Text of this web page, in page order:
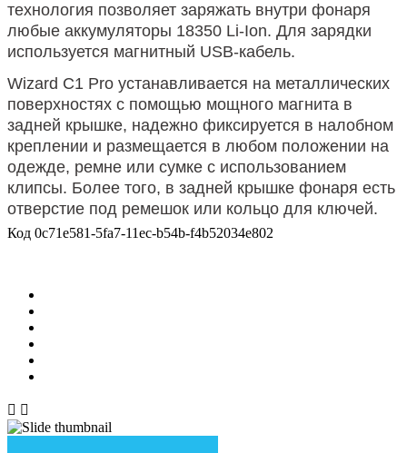
технология позволяет заряжать внутри фонаря
любые аккумуляторы 18350 Li-Ion. Для зарядки
используется магнитный USB-кабель.
Wizard C1 Pro устанавливается на металлических
поверхностях с помощью мощного магнита в
задней крышке, надежно фиксируется в налобном
креплении и размещается в любом положении на
одежде, ремне или сумке с использованием
клипсы. Более того, в задней крышке фонаря есть
отверстие под ремешок или кольцо для ключей.
Код 0c71e581-5fa7-11ec-b54b-f4b52034e802
 